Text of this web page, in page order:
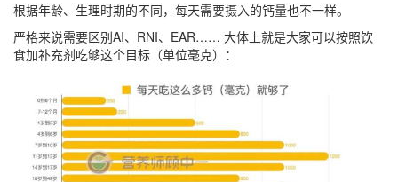
根据年龄、生理时期的不同，每天需要摄入的钙量也不一样。
严格来说需要区别AI、RNI、EAR…… 大体上就是大家可以按照饮
食加补充剂吃够这个目标（单位毫克）：